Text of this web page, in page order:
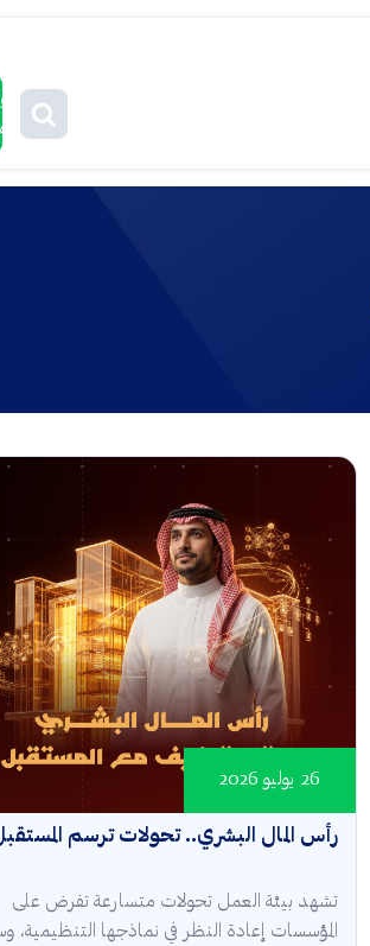
رأس المال البشري.. تحولات ترسم
26 يوليو 2026
تشهد بيئة العمل تحولات متسارعة تفرض على
المؤسسات إعادة النظر في نماذجها التنظيمية،